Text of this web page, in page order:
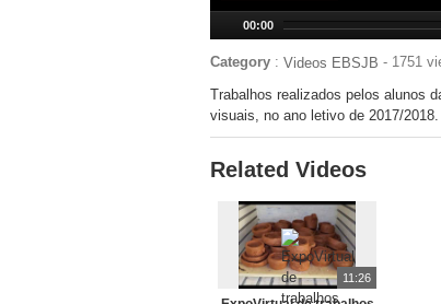
00:00
Category : Videos EBSJB - 1751
Trabalhos realizados pelos alunos
visuais, no ano letivo de 2017/2018.
Related Videos
11:26